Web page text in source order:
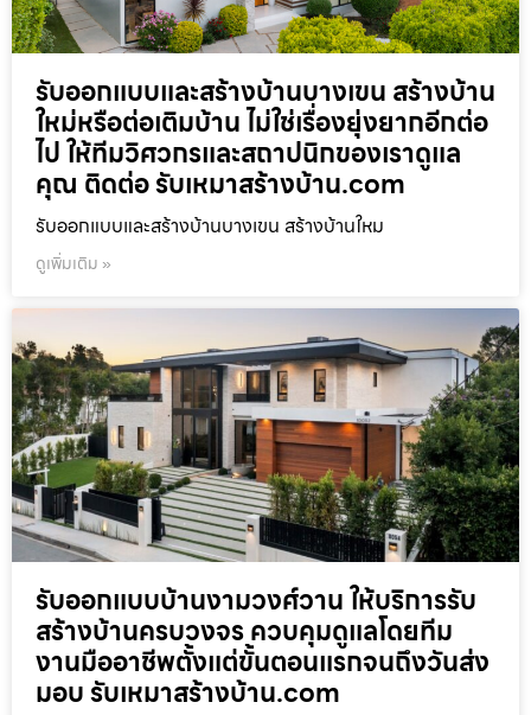
รับออกแบบและสร้างบ้านบางเขน สร้างบ้าน
ใหม่หรือต่อเติมบ้าน ไม่ใช่เรื่องยุ่งยากอีกต่อ
ไป ให้ทีมวิศวกรและสถาปนิกของเราดูแล
คุณ ติดต่อ รับเหมาสร้างบ้าน.com
รับออกแบบและสร้างบ้านบางเขน สร้างบ้านใหม
ดูเพิ่มเติม »
รับออกแบบบ้านงามวงศ์วาน ให้บริการรับ
สร้างบ้านครบวงจร ควบคุมดูแลโดยทีม
งานมืออาชีพตั้งแต่ขั้นตอนแรกจนถึงวันส่ง
มอบ รับเหมาสร้างบ้าน.com